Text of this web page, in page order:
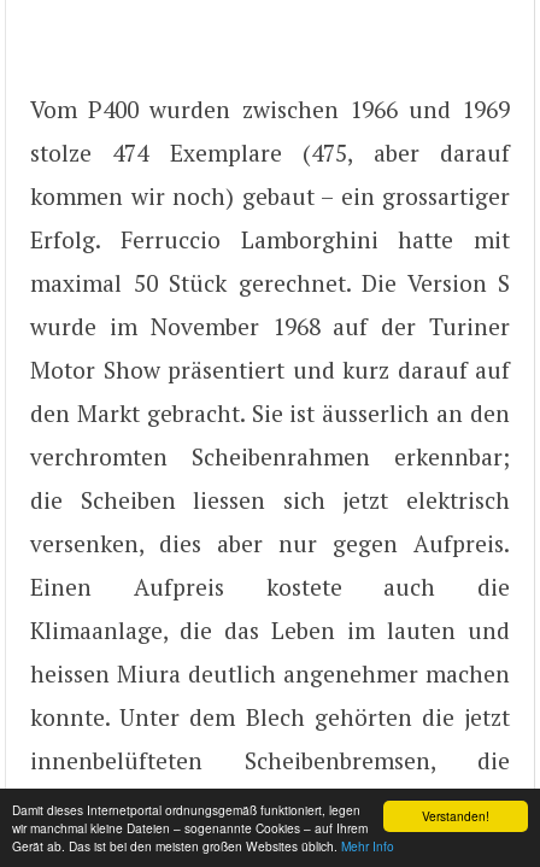
Verstanden!
Damit dieses Internetportal ordnungsgemäß funktioniert, legen
wir manchmal kleine Dateien – sogenannte Cookies – auf Ihrem
Gerät ab. Das ist bei den meisten großen Websites üblich. Mehr Info
Vom P400 wurden zwischen 1966 und 1969
stolze 474 Exemplare (475, aber darauf
kommen wir noch) gebaut – ein grossartiger
Erfolg. Ferruccio Lamborghini hatte mit
maximal 50 Stück gerechnet. Die Version S
wurde im November 1968 auf der Turiner
Motor Show präsentiert und kurz darauf auf
den Markt gebracht. Sie ist äusserlich an den
verchromten Scheibenrahmen erkennbar;
die Scheiben liessen sich jetzt elektrisch
versenken, dies aber nur gegen Aufpreis.
Einen Aufpreis kostete auch die
Klimaanlage, die das Leben im lauten und
heissen Miura deutlich angenehmer machen
konnte. Unter dem Blech gehörten die jetzt
innenbelüfteten Scheibenbremsen, die
überarbeitete Hinterachse, ein steiferes
Chassis und stärkere Antriebswellen zu den